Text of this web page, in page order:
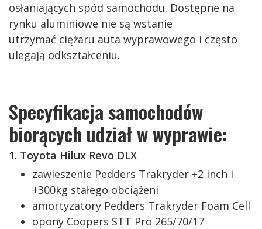
osłaniających spód samochodu. Dostępne na
rynku aluminiowe nie są wstanie
utrzymać ciężaru auta wyprawowego i często
ulegają odkształceniu.
Specyfikacja samochodów
biorących udział w wyprawie:
1. Toyota Hilux Revo DLX
zawieszenie Pedders Trakryder +2 inch i
+300kg stałego obciążeni
amortyzatory Pedders Trakryder Foam Cell
opony Coopers STT Pro 265/70/17